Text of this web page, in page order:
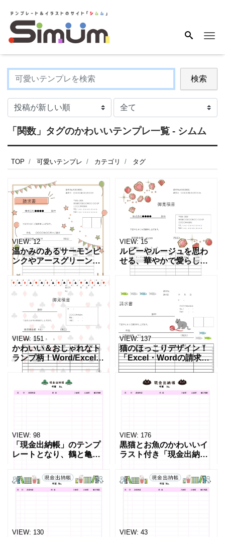
検索
「関数」タグのかわいいテンプレ一覧 - シムム
TOP 可愛いテンプレ カテゴリ タグ
VIEW: 12
温かみのあるサーモンピ
ンクやアースグリーンで
彩られた、ほっこり優し
いクラフト調の請求書テ
ンプレートです。ガーラ
ンドや風船、手描き風の
お星さまが描かれてお
り、子ど
VIEW: 15
ルビーやルージュを思わ
せる、華やかで愛らしい
ピンクレッドのジュエル
わいい見積書テンプレー
トです。 コスメやビュー
ティーサロン、アパレル
ショ
VIEW: 151
かわいい＆おしゃれなト
ランプ柄！Word/Excelで
簡単に編集できる見積書
す。無料ダウンロードが
可能でWord/Excelで簡単
VIEW: 137
猫のほっこりデザイン！
「Excel・Wordの請求
書」自動計算で簡単に作
トです。猫のイラスト入
りA4縦長サイズの請求書
VIEW: 98
「現金出納帳」のテンプ
レートとなり、鶴と亀の
良いデザインです。会社
の現金管理にご活用くだ
さい。ExcelとWordのテ
VIEW: 176
黒猫とお魚のかわいいイ
ラスト付き「現金出納
す。書き方が簡単なベー
シックのフォーマットと
なり、初めての方でも項
VIEW: 130 VIEW: 43